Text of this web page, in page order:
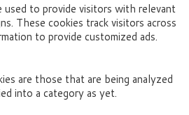
used to provide visitors with relevant
These cookies track visitors across
to provide customized ads.
are those that are being analyzed
into a category as yet.